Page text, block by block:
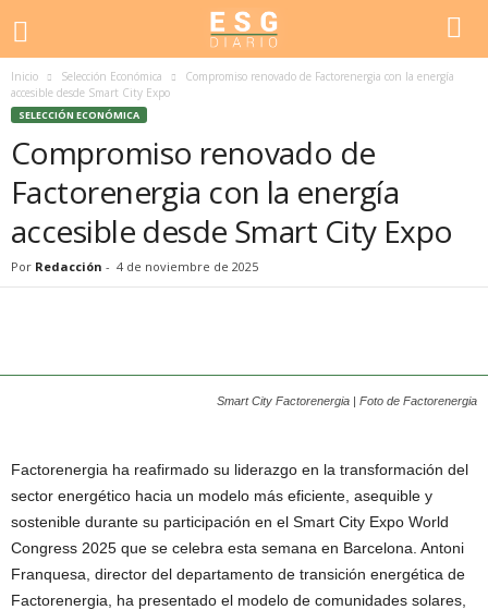
Inicio Selección Económica
Compromiso renovado de Factorenergia con la energía
accesible desde Smart City Expo
SELECCIÓN ECONÓMICA
Compromiso renovado de
Factorenergia con la energía
accesible desde Smart City Expo
Por Redacción - 4 de noviembre de 2025
Smart City Factorenergia | Foto de Factorenergia
Factorenergia ha reafirmado su liderazgo en la transformación del
sector energético hacia un modelo más eficiente, asequible y
sostenible durante su participación en el Smart City Expo World
Congress 2025 que se celebra esta semana en Barcelona. Antoni
Franquesa, director del departamento de transición energética de
Factorenergia, ha presentado el modelo de comunidades solares,